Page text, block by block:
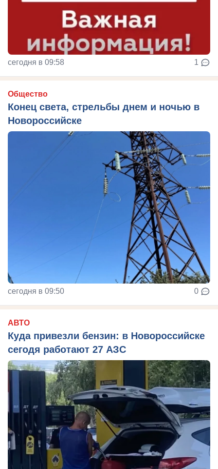
сегодня в 09:58 1
Общество
Конец света, стрельбы днем и ночью в
Новороссийске
сегодня в 09:50 0
АВТО
Куда привезли бензин: в Новороссийске
сегодя работают 27 АЗС